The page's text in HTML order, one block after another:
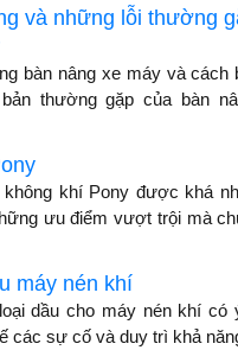
và những lỗi thường
bàn nâng xe máy và
thường gặp của bàn
không khí Pony được khá
ưu điểm vượt trội mà
máy nén khí
dầu cho máy nén khí có
các sự cố và duy trì khả